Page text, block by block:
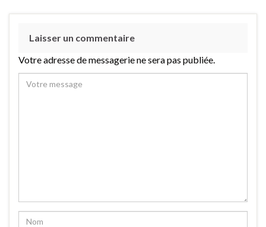
Laisser un commentaire
Votre adresse de messagerie ne sera pas publiée.